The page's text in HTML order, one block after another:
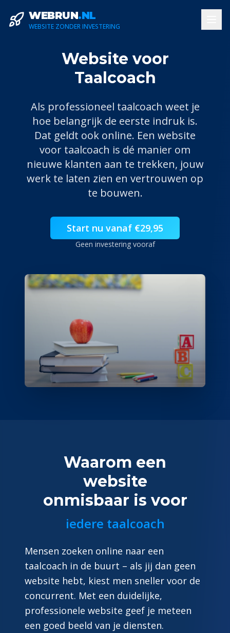
WEBRUN.NL
WEBSITE ZONDER INVESTERING
Website voor
Taalcoach
Als professioneel taalcoach weet je
hoe belangrijk de eerste indruk is.
Dat geldt ook online. Een website
voor taalcoach is dé manier om
nieuwe klanten aan te trekken, jouw
werk te laten zien en vertrouwen op
te bouwen.
Start nu vanaf €29,95
Geen investering vooraf
Waarom een
website
onmisbaar is voor
iedere taalcoach
Mensen zoeken online naar een
taalcoach in de buurt – als jij dan geen
website hebt, kiest men sneller voor de
concurrent. Met een duidelijke,
professionele website geef je meteen
een goed beeld van je diensten.